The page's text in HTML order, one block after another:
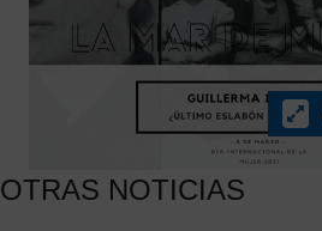
OTRAS NOTICIAS